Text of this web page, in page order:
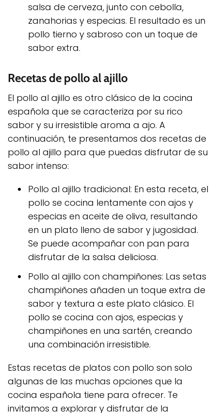
salsa de cerveza, junto con cebolla,
zanahorias y especias. El resultado es un
pollo tierno y sabroso con un toque de
sabor extra.
Recetas de pollo al ajillo
El pollo al ajillo es otro clásico de la cocina
española que se caracteriza por su rico
sabor y su irresistible aroma a ajo. A
continuación, te presentamos dos recetas de
pollo al ajillo para que puedas disfrutar de su
sabor intenso:
Pollo al ajillo tradicional: En esta receta, el
pollo se cocina lentamente con ajos y
especias en aceite de oliva, resultando
en un plato lleno de sabor y jugosidad.
Se puede acompañar con pan para
disfrutar de la salsa deliciosa.
Pollo al ajillo con champiñones: Las setas
champiñones añaden un toque extra de
sabor y textura a este plato clásico. El
pollo se cocina con ajos, especias y
champiñones en una sartén, creando
una combinación irresistible.
Estas recetas de platos con pollo son solo
algunas de las muchas opciones que la
cocina española tiene para ofrecer. Te
invitamos a explorar y disfrutar de la